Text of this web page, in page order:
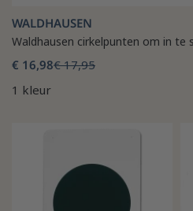
WALDHAUSEN
Waldhausen cirkelpunten om in te
€ 16,98€ 17,95
1 kleur